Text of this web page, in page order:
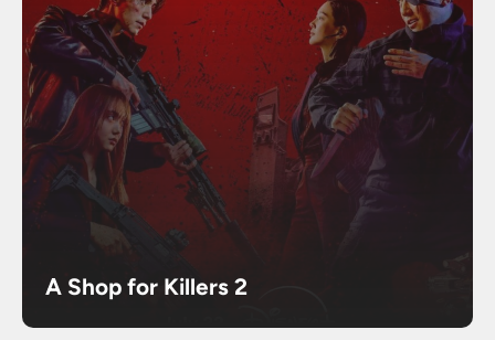
A Shop for Killers 2